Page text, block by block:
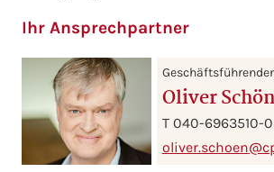
Ihr Ansprechpartner
Oliver Schön
T 040-6963510-0
oliver.schoen